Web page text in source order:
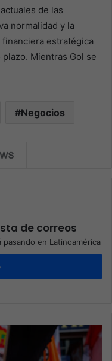
de las
normalidad y la
estratégica
Mientras Gol se
Negocios
de correos
en Latinoamérica